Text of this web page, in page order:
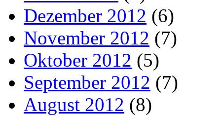
Dezember 2012 (6)
November 2012 (7)
Oktober 2012 (5)
September 2012 (7)
August 2012 (8)